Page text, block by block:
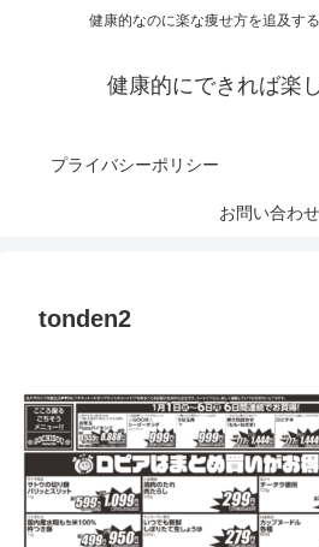
健康的なのに楽な痩せ方を追及す
健康的にできれば楽
プライバシーポリシー
お問い合わせ
tonden2